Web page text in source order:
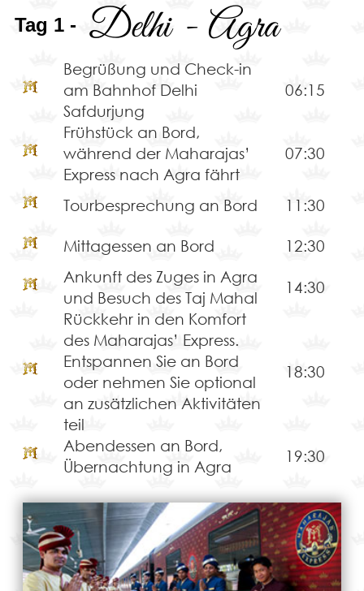
Tag 1 - Delhi - Agra
Begrüßung und Check-in
am Bahnhof Delhi
Safdurjung
06:15
Frühstück an Bord,
während der Maharajas’
Express nach Agra fährt
07:30
Tourbesprechung an Bord 11:30
Mittagessen an Bord
12:30
Ankunft des Zuges in Agra
und Besuch des Taj Mahal
14:30
Rückkehr in den Komfort
des Maharajas’ Express.
Entspannen Sie an Bord
oder nehmen Sie optional
an zusätzlichen Aktivitäten
teil
18:30
Abendessen an Bord,
Übernachtung in Agra
19:30